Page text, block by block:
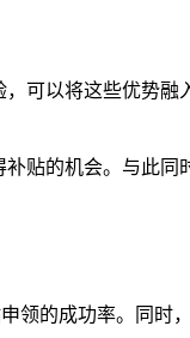
可以将这些优势
贴的机会。与此
领的成功率。同时